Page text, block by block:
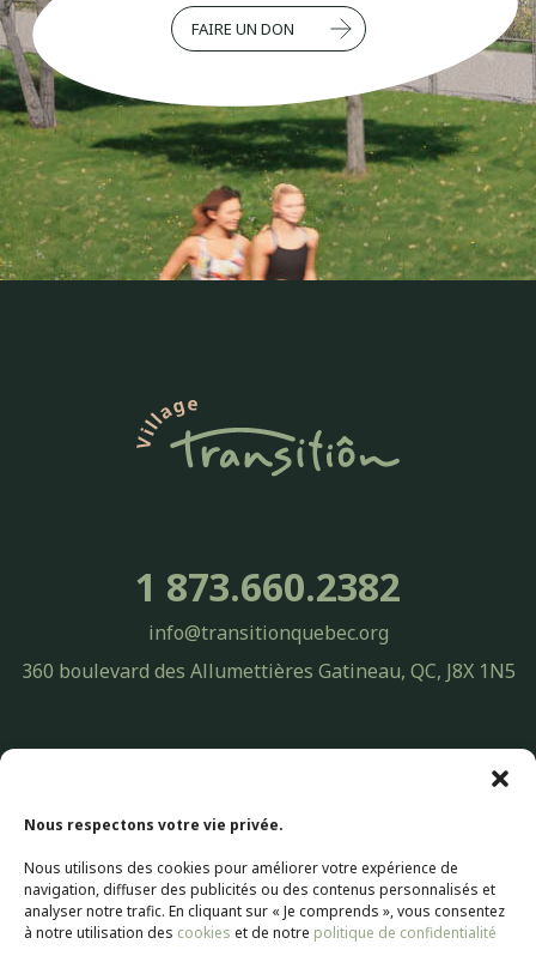
Nous respectons votre vie privée.
Nous utilisons des cookies pour améliorer votre expérience de
navigation, diffuser des publicités ou des contenus personnalisés et
analyser notre trafic. En cliquant sur « Je comprends », vous consentez
à notre utilisation des cookies et de notre politique de confidentialité
FAIRE UN DON
1 873.660.2382
info@transitionquebec.org
360 boulevard des Allumettières Gatineau, QC, J8X 1N5
© 2026 Transitiôn. Tous droits réservés.
Conception Web par Selectrum Communications
Web Marketing | SEO Référencement parAgence Pop Inc